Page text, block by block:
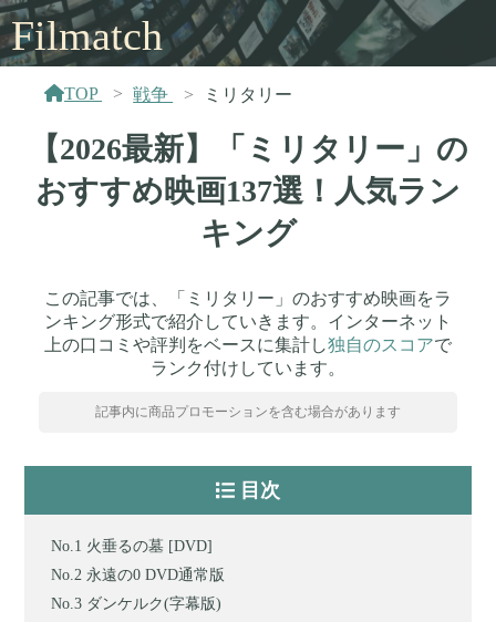
Filmatch
TOP 戦争 ミリタリー
【2026最新】「ミリタリー」の
おすすめ映画137選！人気ラン
キング
この記事では、「ミリタリー」のおすすめ映画をラ
ンキング形式で紹介していきます。インターネット
上の口コミや評判をベースに集計し独自のスコアで
ランク付けしています。
記事内に商品プロモーションを含む場合があります
目次
火垂るの墓 [DVD]
永遠の0 DVD通常版
ダンケルク(字幕版)